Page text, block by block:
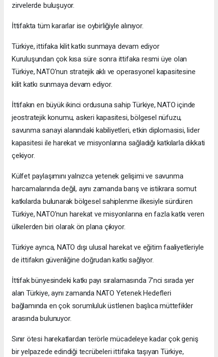
zirvelerde buluşuyor.
İttifakta tüm kararlar ise oybirliğiyle alınıyor.
Türkiye, ittifaka kilit katkı sunmaya devam ediyor
Kuruluşundan çok kısa süre sonra ittifaka resmi üye olan
Türkiye, NATO'nun stratejik aklı ve operasyonel kapasitesine
kilit katkı sunmaya devam ediyor.
İttifakın en büyük ikinci ordusuna sahip Türkiye, NATO içinde
jeostratejik konumu, askeri kapasitesi, bölgesel nüfuzu,
savunma sanayi alanındaki kabiliyetleri, etkin diplomasisi, lider
kapasitesi ile harekat ve misyonlarına sağladığı katkılarla dikkati
çekiyor.
Külfet paylaşımını yalnızca yetenek gelişimi ve savunma
harcamalarında değil, aynı zamanda barış ve istikrara somut
katkılarda bulunarak bölgesel sahiplenme ilkesiyle sürdüren
Türkiye, NATO'nun harekat ve misyonlarına en fazla katkı veren
ülkelerden biri olarak ön plana çıkıyor.
Türkiye ayrıca, NATO dışı ulusal harekat ve eğitim faaliyetleriyle
de ittifakın güvenliğine doğrudan katkı sağlıyor.
İttifak bünyesindeki katkı payı sıralamasında 7'nci sırada yer
alan Türkiye, aynı zamanda NATO Yetenek Hedefleri
bağlamında en çok sorumluluk üstlenen başlıca müttefikler
arasında bulunuyor.
Sınır ötesi harekatlardan terörle mücadeleye kadar çok geniş
bir yelpazede edindiği tecrübeleri ittifaka taşıyan Türkiye,